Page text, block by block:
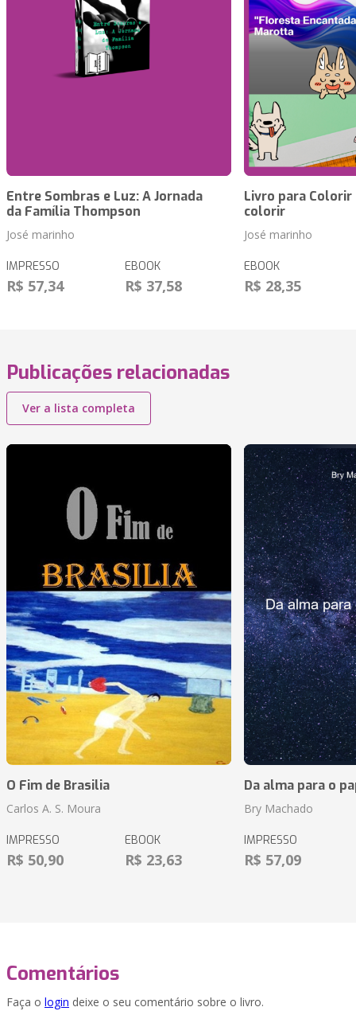
Entre Sombras e Luz: A Jornada
da Família Thompson
José marinho
IMPRESSO
R$ 57,34
EBOOK
R$ 37,58
Livro para Colorir
colorir
José marinho
EBOOK
R$ 28,35
Publicações relacionadas
Ver a lista completa
O Fim de Brasilia
Carlos A. S. Moura
IMPRESSO
R$ 50,90
EBOOK
R$ 23,63
Da alma para o
Bry Machado
IMPRESSO
R$ 57,09
Comentários
Faça o login deixe o seu comentário sobre o livro.